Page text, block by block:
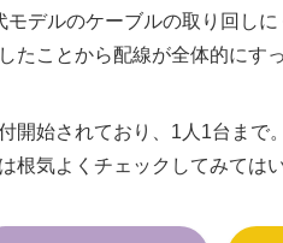
デルのケーブルの取り回し
たことから配線が全体的にす
開始されており、1人1台ま
根気よくチェックしてみては